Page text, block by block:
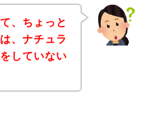
、ちょっと
、ナチュラ
していない